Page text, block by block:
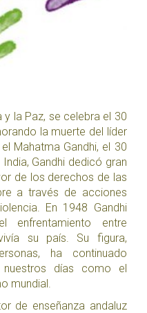
y la Paz, se celebra el 30
la muerte del líder
Mahatma Gandhi, el 30
Gandhi dedicó gran
de los derechos de las
a través de acciones
En 1948 Gandhi
enfrentamiento entre
su país. Su figura,
ha continuado
días como el
mundial.
de enseñanza andaluz